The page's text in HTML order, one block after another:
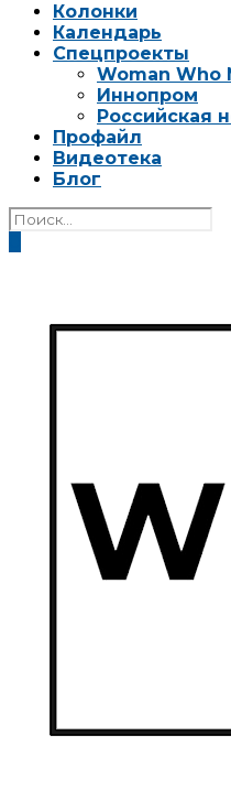
Колонки
Календарь
Спецпроекты
Woman Who
Иннопром
Российская
Профайл
Видеотека
Блог